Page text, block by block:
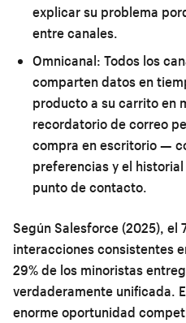
explicar su problema
entre canales.
Omnicanal: Todos los
comparten datos en
producto a su carrito en
recordatorio de correo
compra en escritorio —
preferencias y el
punto de contacto.
Según Salesforce (2025), el
interacciones consistentes
29% de los minoristas
verdaderamente unificada.
enorme oportunidad